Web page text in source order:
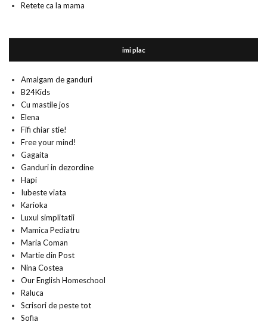
Retete ca la mama
imi plac
Amalgam de ganduri
B24Kids
Cu mastile jos
Elena
Fifi chiar stie!
Free your mind!
Gagaita
Ganduri in dezordine
Hapi
Iubeste viata
Karioka
Luxul simplitatii
Mamica Pediatru
Maria Coman
Martie din Post
Nina Costea
Our English Homeschool
Raluca
Scrisori de peste tot
Sofia